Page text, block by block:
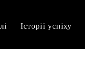
Історії успіху